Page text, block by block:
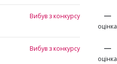
Вибув з конкурсу
—
оцінка
Вибув з конкурсу
—
оцінка